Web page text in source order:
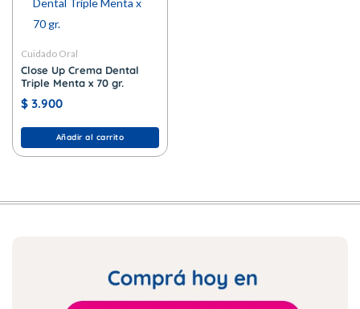
Cuidado Oral
Close Up Crema Dental
Triple Menta x 70 gr.
$ 3.900
Añadir al carrito